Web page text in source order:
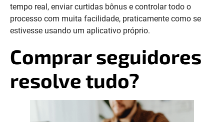
tempo real, enviar curtidas bônus e controlar todo o
processo com muita facilidade, praticamente como se
estivesse usando um aplicativo próprio.
Comprar seguidores
resolve tudo?